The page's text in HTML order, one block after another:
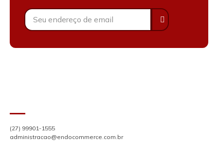
(27) 99901-1555
administracao@endocommerce.com.br